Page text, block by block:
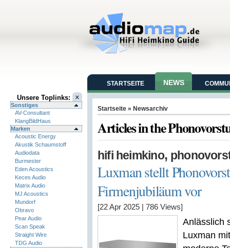
Unsere Toplinks:
Sonstiges
AV-Consultant
KlangBildHaus
Marken
Acoustic Energy
Akustik Schaumstoff
Audiodata
Burmester
Eden Acoustics
Keces Audio
Matrix Audio
MJ Acoustics
Mundorf
Obravo
Pear Audio
Scan Speak
Straight Wire
TDG Audio
STARTSEITE NEWS
Startseite » Newsarchiv
Articles in the
hifi heimkino,
Luxman stellt
Firmenjubiläum vor
[22 Apr 2025 786 Views]
Anlässlich
Luxman